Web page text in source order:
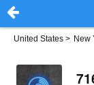
United States > New